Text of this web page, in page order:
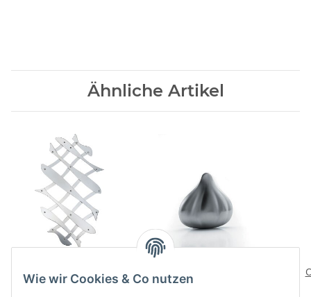
Ähnliche Artikel
105,00 CHF *
27,00 CHF
Wie wir Cookies & Co nutzen